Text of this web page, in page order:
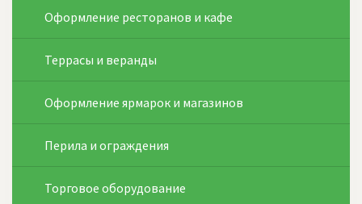
Оформление ресторанов и кафе
Террасы и веранды
Оформление ярмарок и магазинов
Перила и ограждения
Торговое оборудование